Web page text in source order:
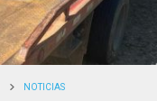
NOTICIAS